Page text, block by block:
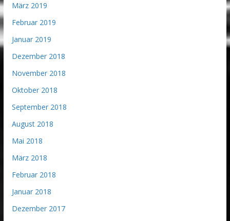
März 2019
Februar 2019
Januar 2019
Dezember 2018
November 2018
Oktober 2018
September 2018
August 2018
Mai 2018
März 2018
Februar 2018
Januar 2018
Dezember 2017